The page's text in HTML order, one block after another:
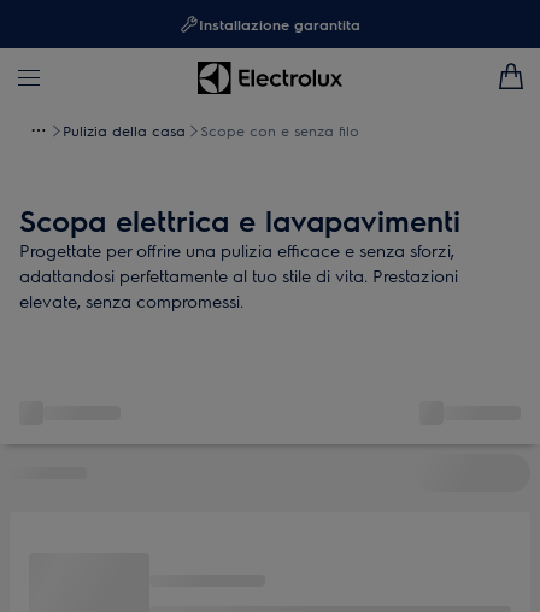
Installazione garantita
Pulizia della casa Scope con e senza filo
Scopa elettrica e lavapavimenti
Progettate per offrire una pulizia efficace e senza sforzi,
adattandosi perfettamente al tuo stile di vita. Prestazioni
elevate, senza compromessi.